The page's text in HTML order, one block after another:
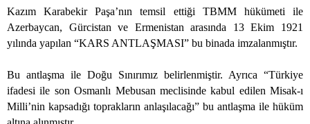
Kazım Karabekir Paşa’nın temsil ettiği TBMM hükümeti ile
Azerbaycan, Gürcistan ve Ermenistan arasında 13 Ekim 1921
yılında yapılan “KARS ANTLAŞMASI” bu binada imzalanmıştır.
Bu antlaşma ile Doğu Sınırımız belirlenmiştir. Ayrıca “Türkiye
ifadesi ile son Osmanlı Mebusan meclisinde kabul edilen Misak-ı
Milli’nin kapsadığı toprakların anlaşılacağı” bu antlaşma ile hüküm